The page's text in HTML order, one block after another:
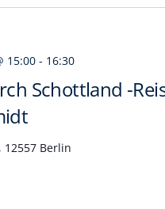
Schottland -
15:00 - 16:30
12557 Berlin